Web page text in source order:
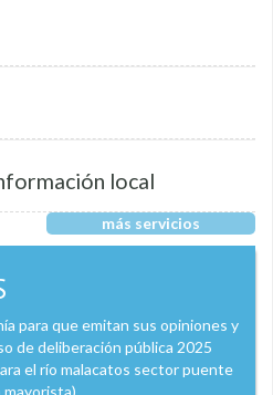
local
más servicios
para que emitan sus opiniones y
de deliberación pública 2025
el río malacatos sector puente
mayorista)